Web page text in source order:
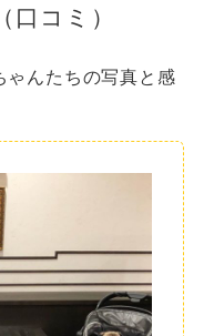
口コミ）
んたちの写真と感